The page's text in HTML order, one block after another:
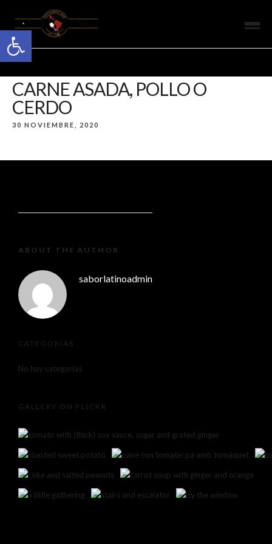
CARNE ASADA, POLLO O
CERDO
30 NOVIEMBRE, 2020
ABOUT THE AUTHOR
saborlatinoadmin
CATEGORÍAS
No hay categorías
GALLERY ON FLICKR
Open toolbar